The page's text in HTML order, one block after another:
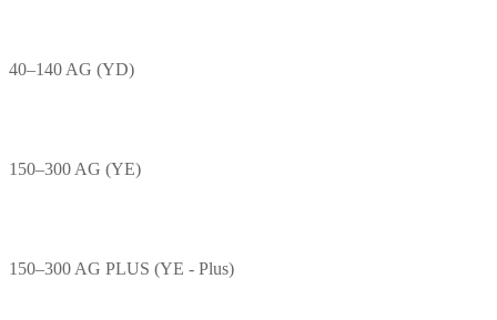
40–140 AG (YD)
150–300 AG (YE)
150–300 AG PLUS (YE - Plus)